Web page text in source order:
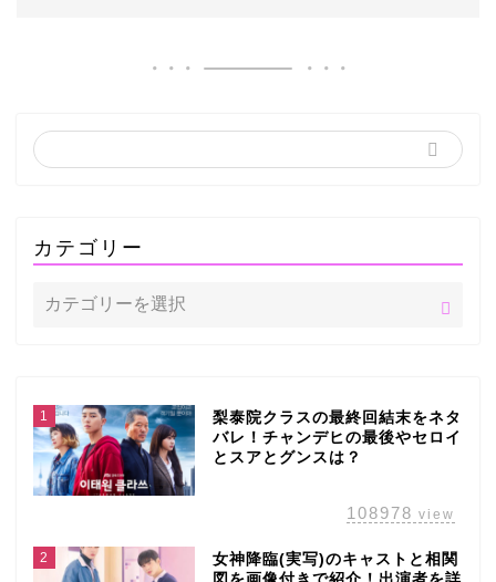
カテゴリー
1
梨泰院クラスの最終回結末をネタ
バレ！チャンデヒの最後やセロイ
とスアとグンスは？
108978 view
2
女神降臨(実写)のキャストと相関